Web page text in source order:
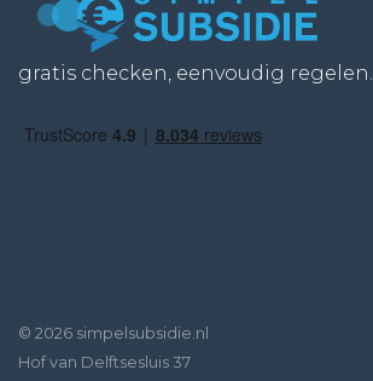
gratis checken, eenvoudig regelen.
© 2026 simpelsubsidie.nl
Hof van Delftsesluis 37